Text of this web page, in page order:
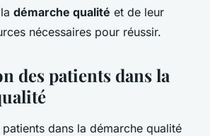
démarche qualité et de leur
nécessaires pour réussir.
des patients dans la
patients dans la démarche qualité